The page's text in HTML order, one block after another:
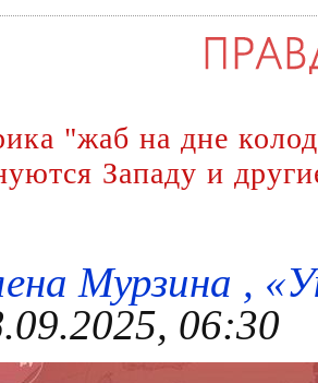
"жаб на дне
Западу и
Мурзина ,
06:30